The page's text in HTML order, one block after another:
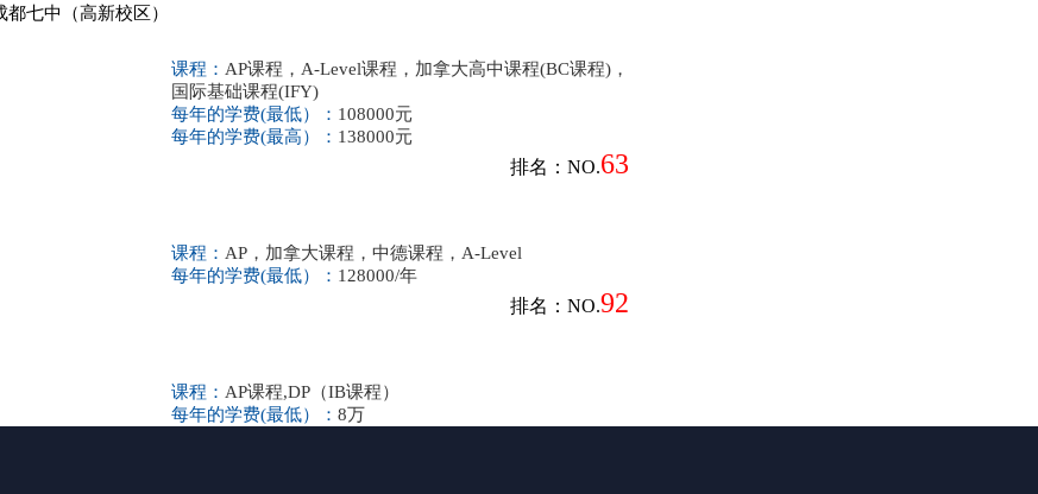
七中（高新校区）
课程： AP课程，A-Level课程，加拿大高中课程(BC课程)，
国际基础课程(IFY)
每年的学费(最低）： 108000元
每年的学费(最高）： 138000元
排名：NO.63
课程： AP，加拿大课程，中德课程，A-Level
每年的学费(最低）： 128000/年
排名：NO.92
课程： AP课程,DP（IB课程）
每年的学费(最低）： 8万